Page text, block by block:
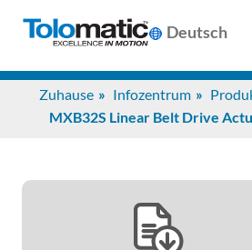
Deutsch
Zuhause Infozentrum
MXB32S Linear Belt Drive
Search
Unterstützung